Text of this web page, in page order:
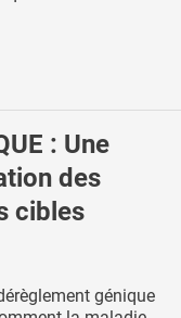
: Une
des
cibles
génique